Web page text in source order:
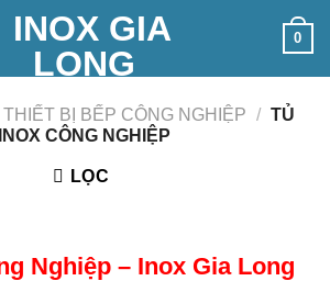
0
THIẾT BỊ BẾP CÔNG NGHIỆP / TỦ
INOX CÔNG NGHIỆP
LỌC
Nghiệp – Inox Gia Long